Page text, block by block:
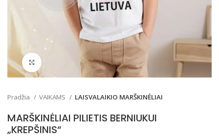
Pradžia VAIKAMS LAISVALAIKIO MARŠKINĖLIAI
MARŠKINĖLIAI PILIETIS BERNIUKUI
„KREPŠINIS“